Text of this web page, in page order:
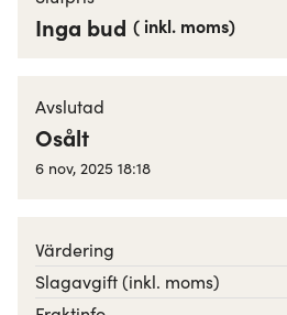
Inga bud ( inkl. moms)
Avslutad
Osålt
6 nov, 2025 18:18
Värdering
Slagavgift (inkl. moms)